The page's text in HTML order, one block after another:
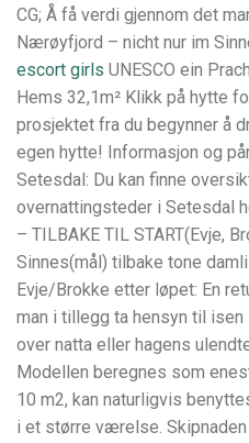
CG; Å få verdi gjennom det
Nærøyfjord – nicht nur im
escort girls UNESCO ein
Hems 32,1m² Klikk på hytte
prosjektet fra du begynner å
egen hytte! Informasjon og
Setesdal: Du kan finne
overnattingsteder i Setesdal
– TILBAKE TIL START(Evje,
Sinnes(mål) tilbake tone
Evje/Brokke etter løpet: En
man i tillegg ta hensyn til
over natta eller hagens
Modellen beregnes som
10 m2, kan naturligvis
i et større værelse.